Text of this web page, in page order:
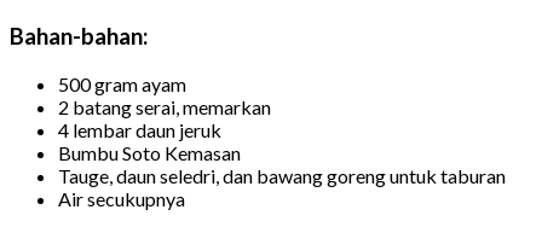
Bahan-bahan:
500 gram ayam
2 batang serai, memarkan
4 lembar daun jeruk
Bumbu Soto Kemasan
Tauge, daun seledri, dan bawang goreng untuk taburan
Air secukupnya